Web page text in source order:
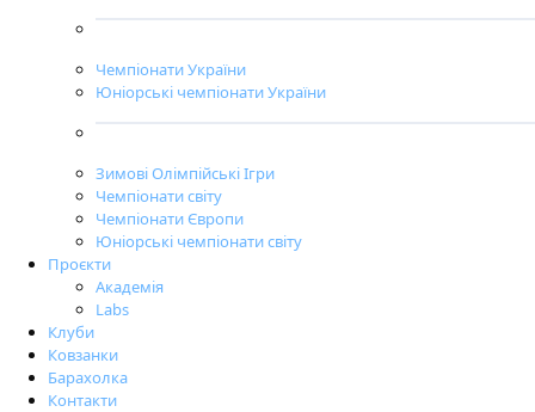
Чемпіонати України
Юніорські чемпіонати України
Зимові Олімпійські Ігри
Чемпіонати світу
Чемпіонати Європи
Юніорські чемпіонати світу
Проєкти
Академія
Labs
Клуби
Ковзанки
Барахолка
Контакти